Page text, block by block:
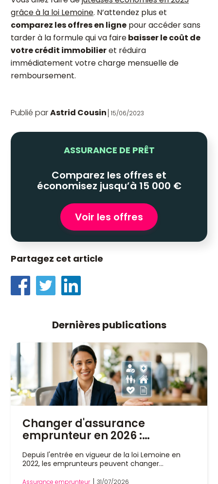
grâce à la loi Lemoine. N’attendez plus et
comparez les offres en ligne pour accéder sans
tarder à la formule qui va fairebaisser le coût de
votre crédit immobilieret réduira
immédiatement votre charge mensuelle de
remboursement.
Publié parAstrid Cousin 15/06/2023
ASSURANCE DE PRÊT
Comparez les offres et
économisez jusqu’à 15 000 €
Voir les offres
Partagez cet article
Dernières publications
Changer d'assurance
emprunteur en 2026 :
pourquoi un courtier est
indispensable
Depuis l'entrée en vigueur de la loi Lemoine en
2022, les emprunteurs peuvent changer
sans attendre la date anniversaire de leur contrat.
Assurance emprunteur 31/07/2026